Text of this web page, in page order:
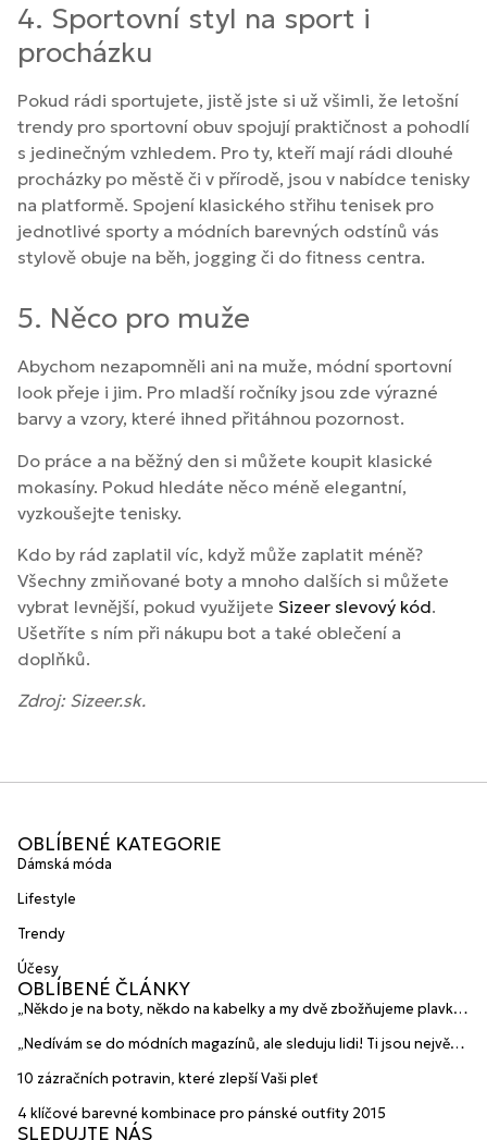
4. Sportovní styl na sport i
procházku
Pokud rádi sportujete, jistě jste si už všimli, že letošní
trendy pro sportovní obuv spojují praktičnost a pohodlí
s jedinečným vzhledem. Pro ty, kteří mají rádi dlouhé
procházky po městě či v přírodě, jsou v nabídce tenisky
na platformě. Spojení klasického střihu tenisek pro
jednotlivé sporty a módních barevných odstínů vás
stylově obuje na běh, jogging či do fitness centra.
5. Něco pro muže
Abychom nezapomněli ani na muže, módní sportovní
look přeje i jim. Pro mladší ročníky jsou zde výrazné
barvy a vzory, které ihned přitáhnou pozornost.
Do práce a na běžný den si můžete koupit klasické
mokasíny. Pokud hledáte něco méně elegantní,
vyzkoušejte tenisky.
Kdo by rád zaplatil víc, když může zaplatit méně?
Všechny zmiňované boty a mnoho dalších si můžete
vybrat levnější, pokud využijete Sizeer slevový kód.
Ušetříte s ním při nákupu bot a také oblečení a
doplňků.
Zdroj: Sizeer.sk.
OBLÍBENÉ KATEGORIE
Dámská móda
Lifestyle
Trendy
Účesy
OBLÍBENÉ ČLÁNKY
„Někdo je na boty, někdo na kabelky a my dvě zbožňujeme plavky“
HANAJANA Swimwear
„Nedívám se do módních magazínů, ale sleduju lidi! Ti jsou největší
10 zázračních potravin, které zlepší Vaši pleť
4 klíčové barevné kombinace pro pánské outfity 2015
SLEDUJTE NÁS